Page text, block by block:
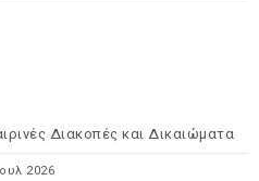
Διακοπές και Δικαιώματα
2026